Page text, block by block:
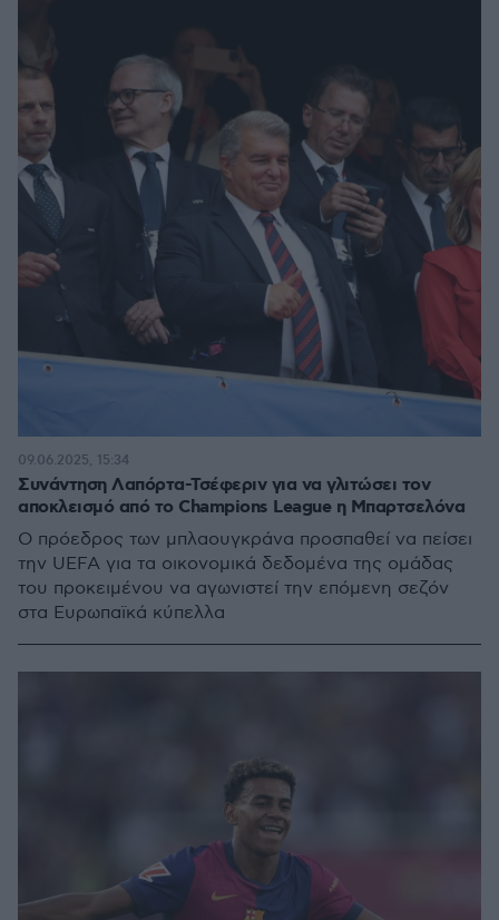
Συνάντηση Λαπόρτα-Τσέφεριν για να γλιτώσει τον
αποκλεισμό από το Champions League η Μπαρτσελόνα
Ο πρόεδρος των μπλαουγκράνα προσπαθεί να πείσει
την UEFA για τα οικονομικά δεδομένα της ομάδας
του προκειμένου να αγωνιστεί την επόμενη σεζόν
στα Ευρωπαϊκά κύπελλα
09.06.2025, 15:34